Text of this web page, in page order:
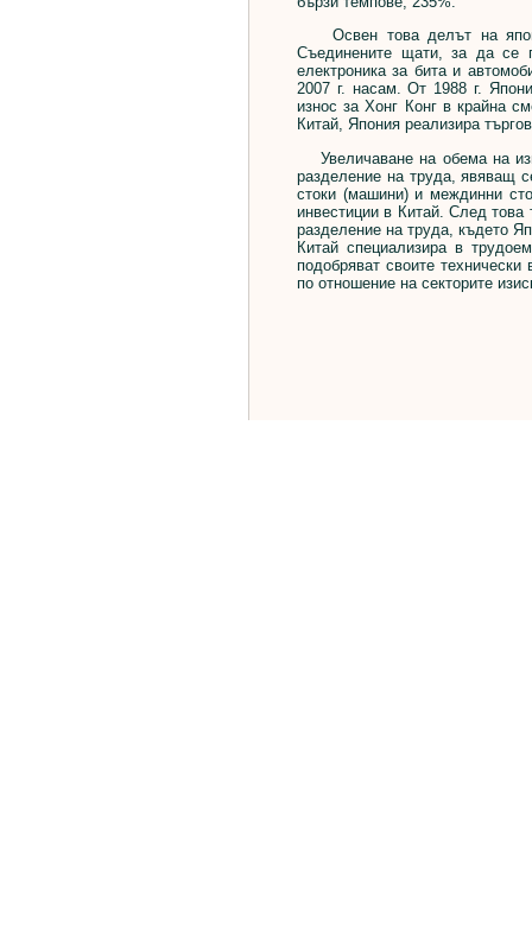
Освен това делът на
Съединените щати, за да се
електроника за бита и
2007 г. насам. От 1988 г.
износ за Хонг Конг в крайна
Китай, Япония реализира
Увеличаване на обема на
разделение на труда, явяващ
стоки (машини) и междинни
инвестиции в Китай. След това
разделение на труда, където
Китай специализира в
подобряват своите
по отношение на секторите